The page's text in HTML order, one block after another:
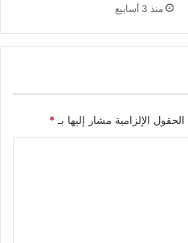
منذ 3 أسابيع
الحقول الإلزامية مشار إليها بـ *